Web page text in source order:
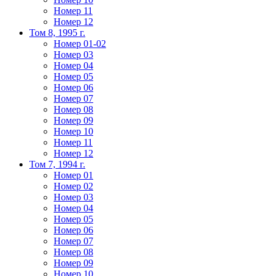
Номер 11
Номер 12
Том 8, 1995 г.
Номер 01-02
Номер 03
Номер 04
Номер 05
Номер 06
Номер 07
Номер 08
Номер 09
Номер 10
Номер 11
Номер 12
Том 7, 1994 г.
Номер 01
Номер 02
Номер 03
Номер 04
Номер 05
Номер 06
Номер 07
Номер 08
Номер 09
Номер 10